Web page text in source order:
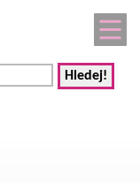
Hledej!